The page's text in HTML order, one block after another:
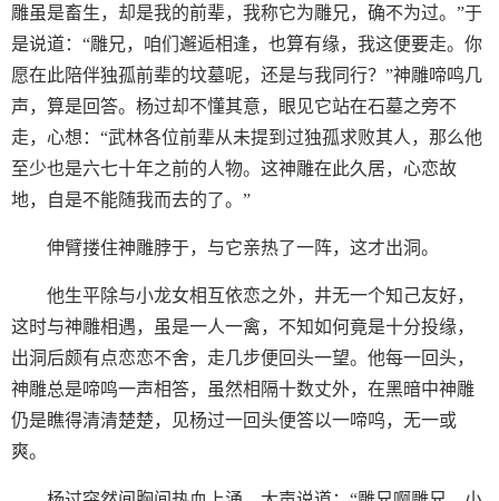
雕虽是畜生，却是我的前辈，我称它为雕兄，确不为过。”于
是说道：“雕兄，咱们邂逅相逢，也算有缘，我这便要走。你
愿在此陪伴独孤前辈的坟墓呢，还是与我同行？”神雕啼鸣几
声，算是回答。杨过却不懂其意，眼见它站在石墓之旁不
走，心想：“武林各位前辈从未提到过独孤求败其人，那么他
至少也是六七十年之前的人物。这神雕在此久居，心恋故
地，自是不能随我而去的了。”
伸臂搂住神雕脖于，与它亲热了一阵，这才出洞。
他生平除与小龙女相互依恋之外，井无一个知己友好，
这时与神雕相遇，虽是一人一禽，不知如何竟是十分投缘，
出洞后颇有点恋恋不舍，走几步便回头一望。他每一回头，
神雕总是啼鸣一声相答，虽然相隔十数丈外，在黑暗中神雕
仍是瞧得清清楚楚，见杨过一回头便答以一啼呜，无一或
爽。